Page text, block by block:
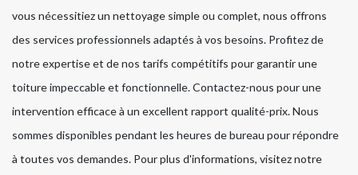
vous nécessitiez un nettoyage simple ou complet, nous offrons
des services professionnels adaptés à vos besoins. Profitez de
notre expertise et de nos tarifs compétitifs pour garantir une
toiture impeccable et fonctionnelle. Contactez-nous pour une
intervention efficace à un excellent rapport qualité-prix. Nous
sommes disponibles pendant les heures de bureau pour répondre
à toutes vos demandes. Pour plus d'informations, visitez notre